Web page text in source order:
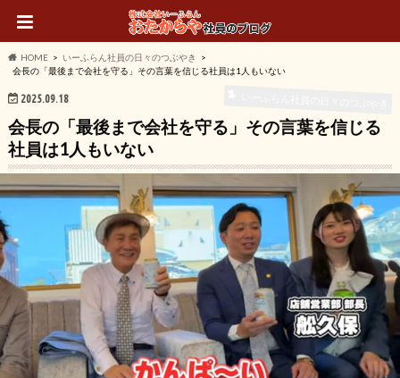
HOME
いーふらん社員の日々のつぶやき
会長の「最後まで会社を守る」その言葉を信じる社員は1人もいない
2025.09.18
会長の「最後まで会社を守る」その言葉を信じる
社員は1人もいない